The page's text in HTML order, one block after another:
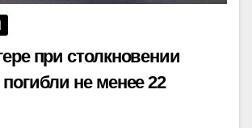
при столкновении
не менее 22